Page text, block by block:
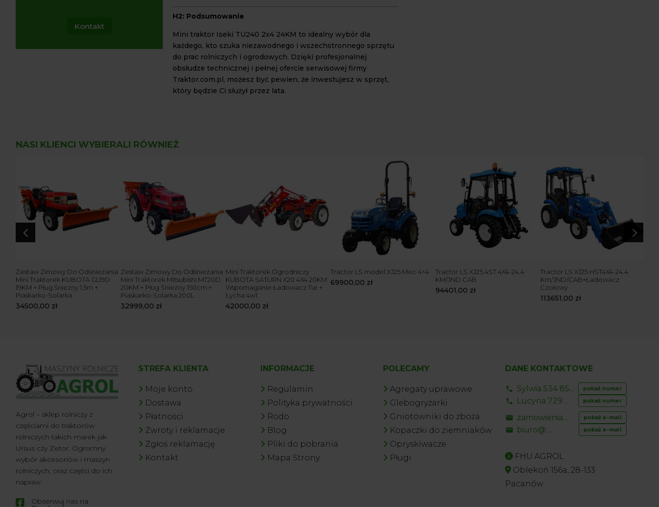
Kontakt
H2: Podsumowanie
Mini traktor Iseki TU240 2x4 24KM to idealny wybór dla
każdego, kto szuka niezawodnego i wszechstronnego sprzętu
do prac rolniczych i ogrodowych. Dzięki profesjonalnej
obsłudze technicznej i pełnej ofercie serwisowej firmy
Traktor.com.pl, możesz być pewien, że inwestujesz w sprzęt,
który będzie Ci służył przez lata.
NASI KLIENCI WYBIERALI RÓWNIEŻ
4
Zestaw Zimowy Do Odśnieżania
Mini Traktorek KUBOTA GL19D
19KM + Pług Śnieżny 1,5m +
Piaskarko-Solarka
34500,00 zł
Zestaw Zimowy Do Odśnieżania
Mini Traktorek Mitsubishi MT20D
20KM + Pług Śnieżny 150cm +
Piaskarko-Solarka 200L
32999,00 zł
Mini Traktorek Ogrodniczy
KUBOTA SATURN X20 4X4 20KM
Wspomaganie Ładowacz Tur +
Łycha 4w1
42000,00 zł
Tractor LS model XJ25 Mec 4×4
69900,00 zł
Tractor LS XJ25 4ST 4X4-24.4
KM/JND CAB
94401,00 zł
Tractor LS XJ25 HST4X4-24.4
Km/JND/CAB+Ładowacz
Czołowy
113651,00 zł
5
Agrol – sklep rolniczy z
częściami do traktorów
rolniczych takich marek jak
Ursus czy Zetor. Ogromny
wybór akcesoriów i maszyn
rolniczych, oraz części do ich
napraw.
 Obserwuj nas na
STREFA KLIENTA
Moje konto
Dostawa
Płatności
Zwroty i reklamacje
Zgłoś reklamację
Kontakt
INFORMACJE
Regulamin
Polityka prywatności
Rodo
Blog
Pliki do pobrania
Mapa Strony
POLECAMY
Agregaty uprawowe
Glebogryzarki
Gniotowniki do zboża
Kopaczki do ziemniaków
Opryskiwacze
Pługi
DANE KONTAKTOWE
Sylwia 534 853 ... pokaż numer
Lucyna 729 856 ... pokaż numer
zamowienia@ ... pokaż e-mail
biuro@ ... pokaż e-mail
FHU AGROL
Oblekoń 156a, 28-133
Pacanów